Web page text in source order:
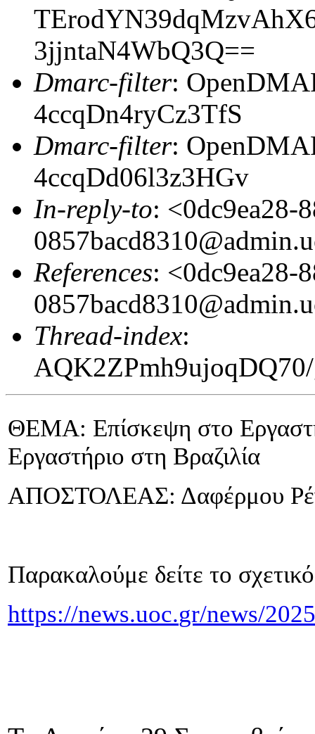
3jjntaN4WbQ3Q==
Dmarc-filter:
4ccqDn4ryCz3TfS
Dmarc-filter:
4ccqDd06l3z3HGv
In-reply-to: <0dc9ea28-
References: <0dc9ea28-
Thread-index:
ΘΕΜΑ: Επίσκεψη στο
Εργαστήριο στη Βραζιλία
ΑΠΟΣΤΟΛΕΑΣ: Δαφέρμου
Παρακαλούμε δείτε το
https://news.uoc.gr/news/